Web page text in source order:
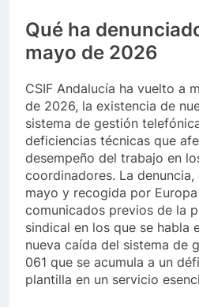
Qué ha
mayo de 2026
CSIF Andalucía ha vuelto a
de 2026, la existencia de
sistema de gestión
deficiencias técnicas que
desempeño del trabajo en
coordinadores. La
mayo y recogida por Europa
comunicados previos de la
sindical en los que se habla
nueva caída del sistema de
061 que se acumula a un
plantilla en un servicio